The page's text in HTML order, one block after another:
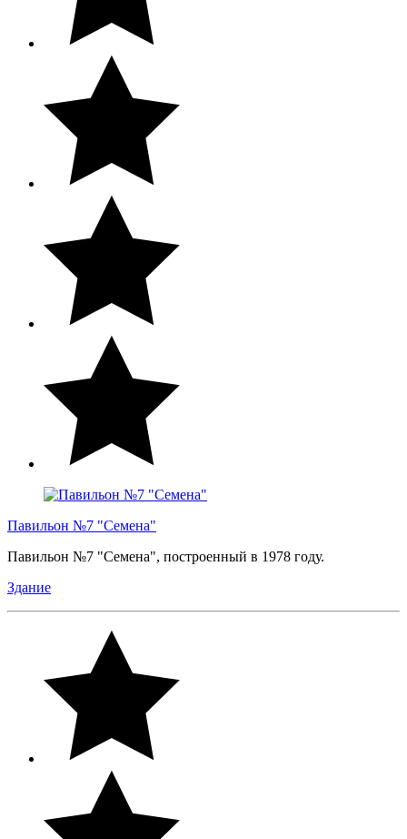
Павильон №7 "Семена"
Павильон №7 "Семена", построенный в 1978 году.
Здание